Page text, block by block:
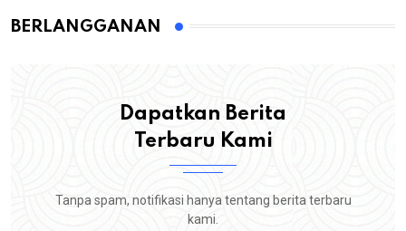
BERLANGGANAN
Dapatkan Berita
Terbaru Kami
Tanpa spam, notifikasi hanya tentang berita terbaru
kami.